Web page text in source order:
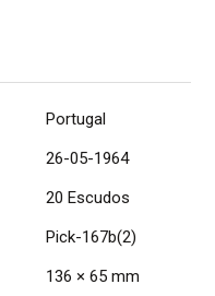
Portugal
26-05-1964
20 Escudos
Pick-167b(2)
136 × 65 mm